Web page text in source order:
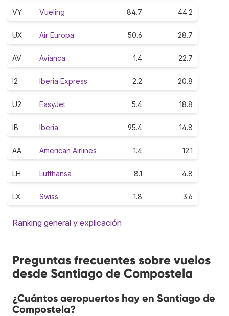
VY Vueling 84.7 44.2
UX Air Europa 50.6 28.7
AV Avianca 1.4 22.7
I2 Iberia Express 2.2 20.8
U2 EasyJet 5.4 18.8
IB Iberia 95.4 14.8
AA American Airlines 1.4 12.1
LH Lufthansa 8.1 4.8
LX Swiss 1.8 3.6
Ranking general y explicación
Preguntas frecuentes sobre vuelos
desde Santiago de Compostela
¿Cuántos aeropuertos hay en Santiago de
Compostela?